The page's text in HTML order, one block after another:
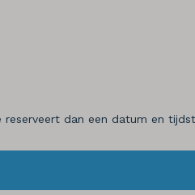
dan een datum en